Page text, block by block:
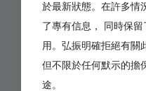
於最新狀態。在許多情
了專有信息， 同時保
用。弘振明確拒絕有關
但不限於任何默示的擔
途。